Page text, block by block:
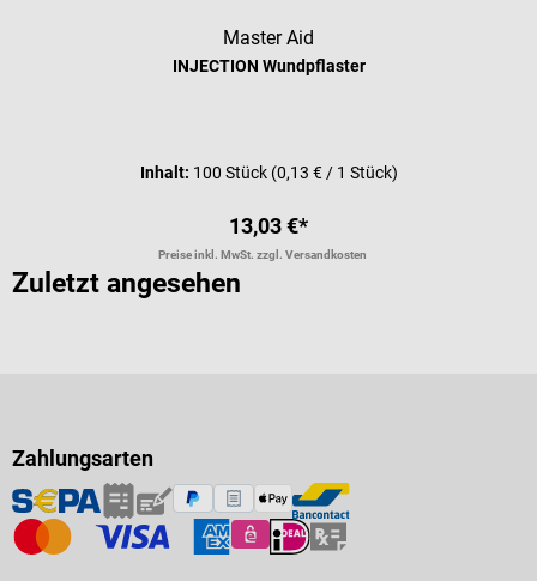
Master Aid
INJECTION Wundpflaster
Inhalt: 100 Stück (0,13 € / 1 Stück)
13,03 €*
Preise inkl. MwSt. zzgl. Versandkosten
Zuletzt angesehen
Zahlungsarten